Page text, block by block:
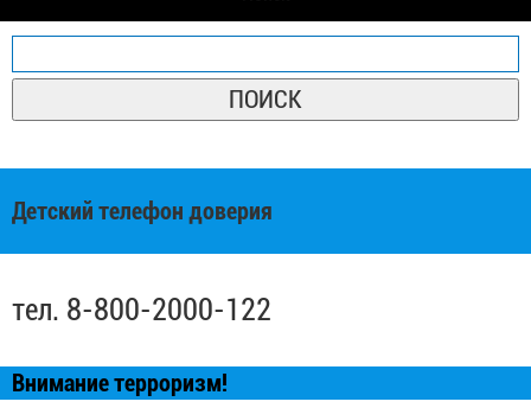
Детский телефон доверия
тел. 8-800-2000-122
Внимание терроризм!